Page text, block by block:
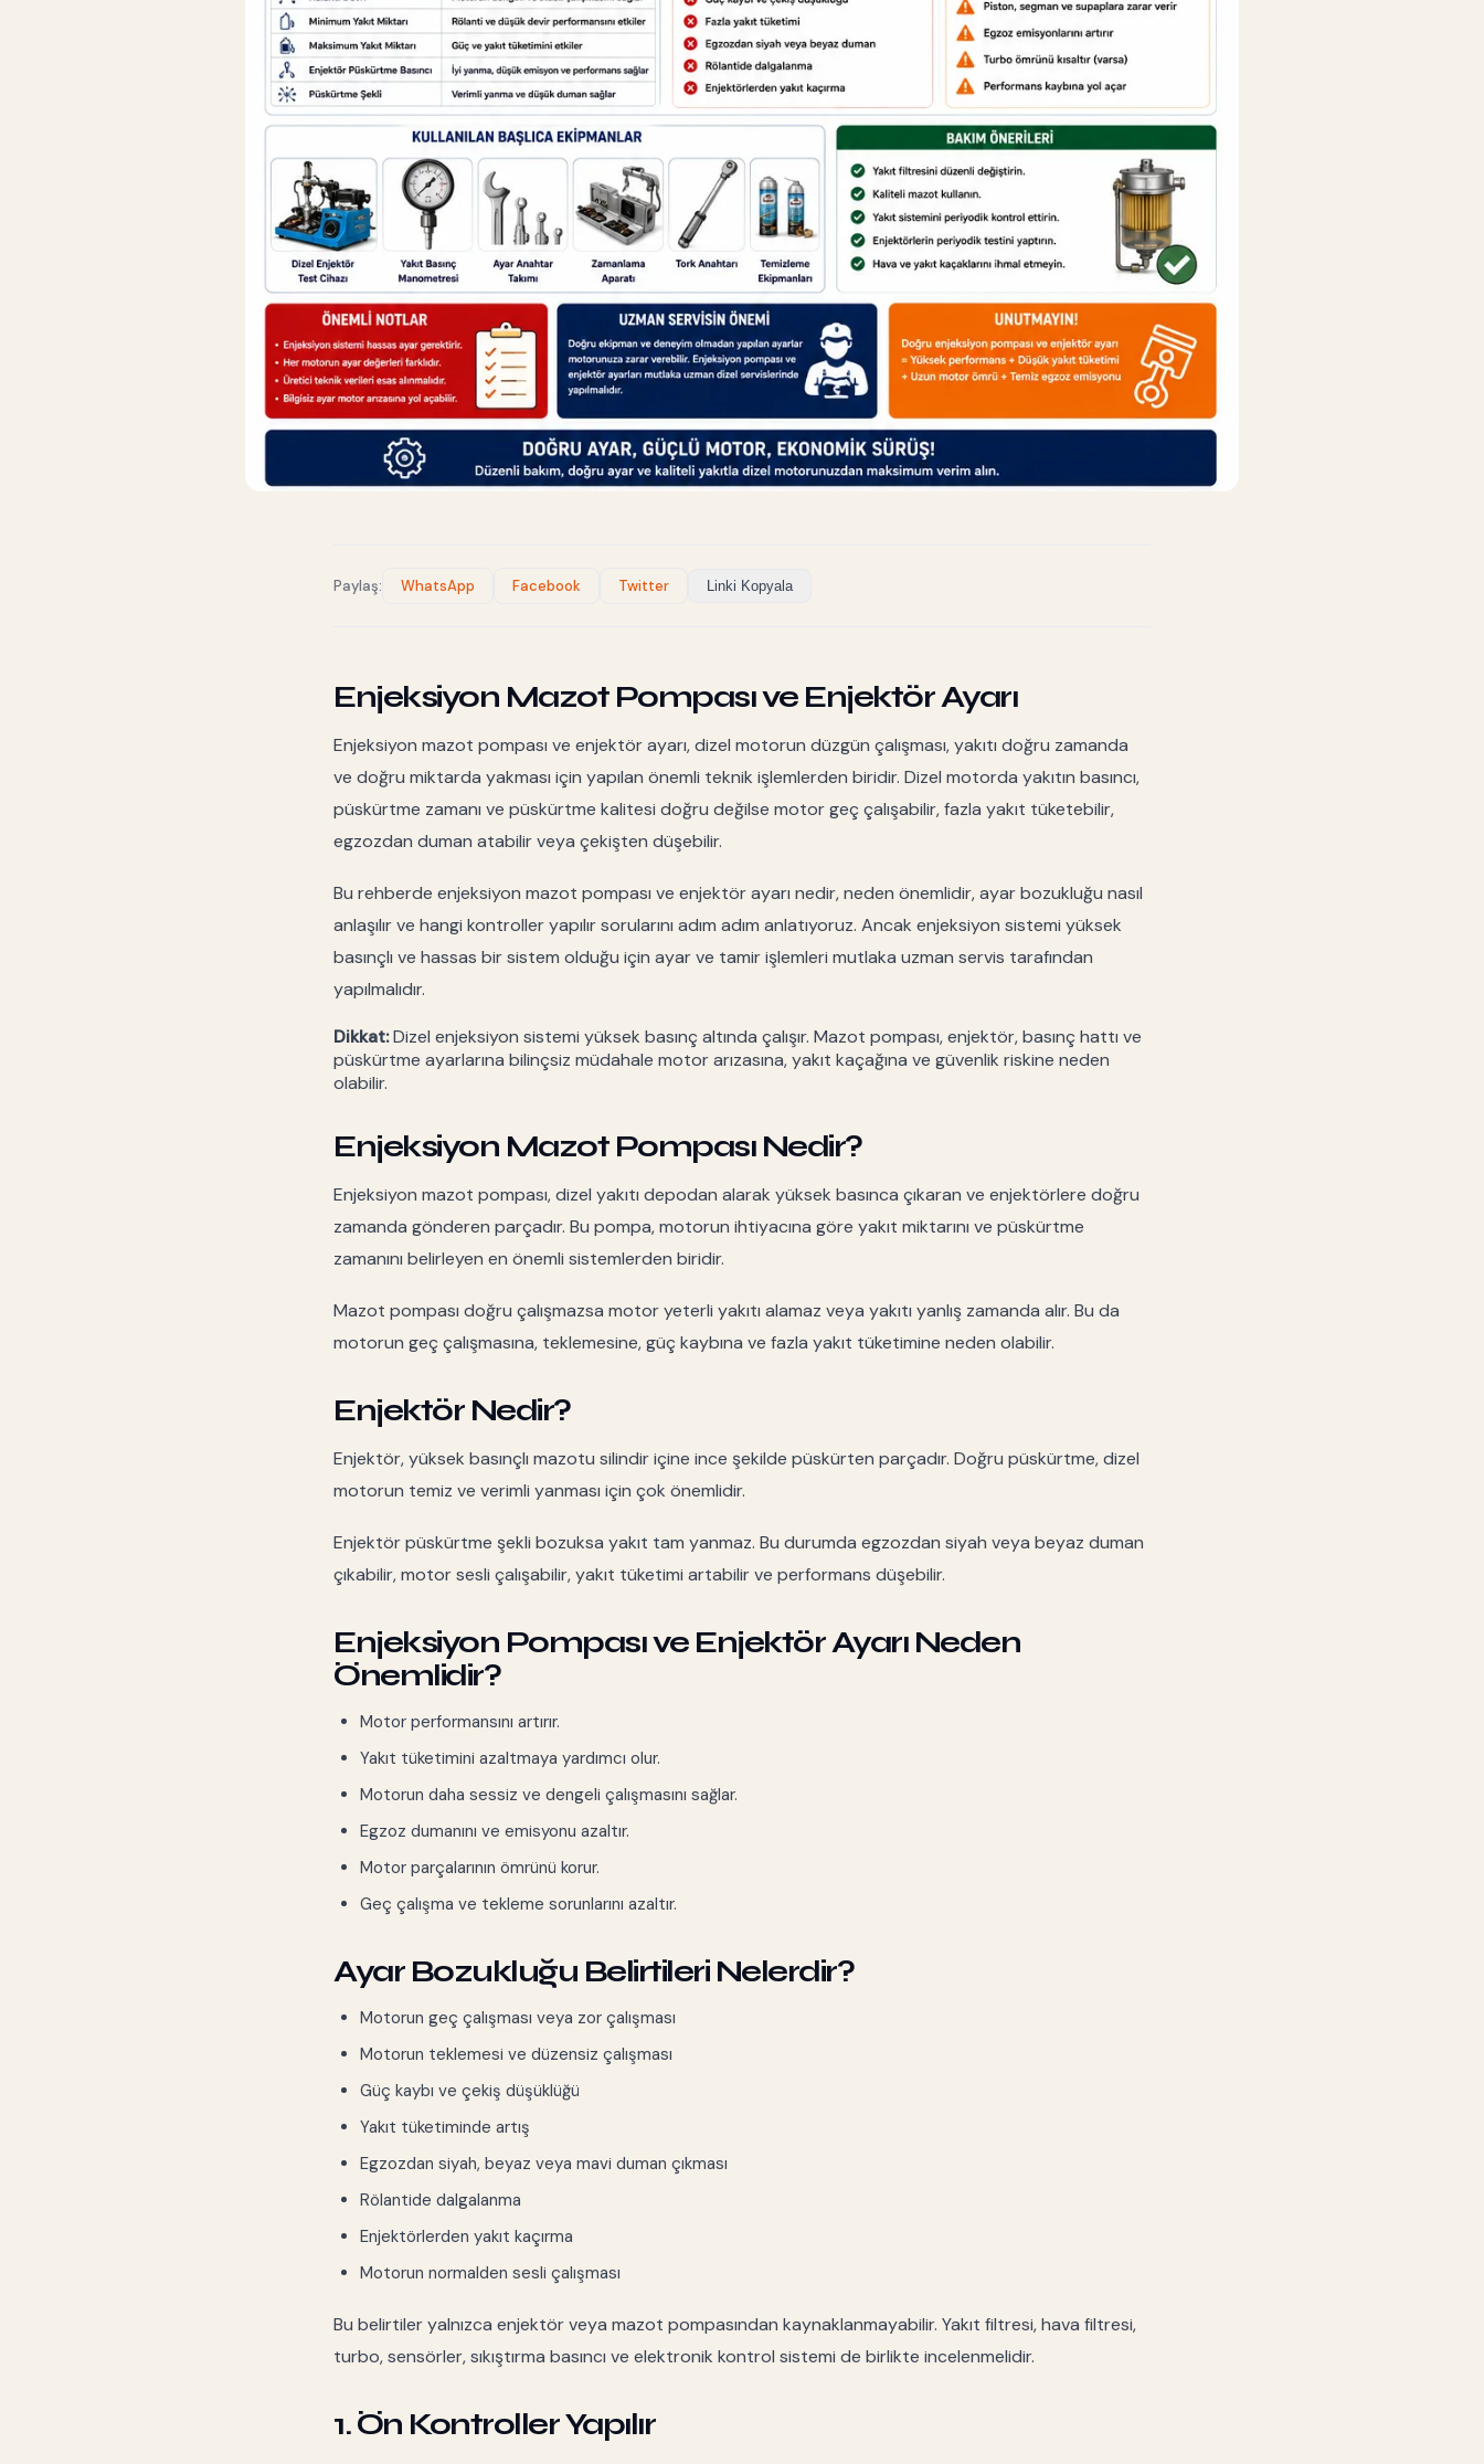
Paylaş: WhatsApp Facebook Twitter Linki Kopyala
Enjeksiyon Mazot Pompası ve Enjektör Ayarı
Enjeksiyon mazot pompası ve enjektör ayarı, dizel motorun düzgün çalışması, yakıtı doğru zamanda
ve doğru miktarda yakması için yapılan önemli teknik işlemlerden biridir. Dizel motorda yakıtın basıncı,
püskürtme zamanı ve püskürtme kalitesi doğru değilse motor geç çalışabilir, fazla yakıt tüketebilir,
egzozdan duman atabilir veya çekişten düşebilir.
Bu rehberde enjeksiyon mazot pompası ve enjektör ayarı nedir, neden önemlidir, ayar bozukluğu nasıl
anlaşılır ve hangi kontroller yapılır sorularını adım adım anlatıyoruz. Ancak enjeksiyon sistemi yüksek
basınçlı ve hassas bir sistem olduğu için ayar ve tamir işlemleri mutlaka uzman servis tarafından
yapılmalıdır.
Dikkat:Dizel enjeksiyon sistemi yüksek basınç altında çalışır. Mazot pompası, enjektör, basınç hattı ve
püskürtme ayarlarına bilinçsiz müdahale motor arızasına, yakıt kaçağına ve güvenlik riskine neden
olabilir.
Enjeksiyon Mazot Pompası Nedir?
Enjeksiyon mazot pompası, dizel yakıtı depodan alarak yüksek basınca çıkaran ve enjektörlere doğru
zamanda gönderen parçadır. Bu pompa, motorun ihtiyacına göre yakıt miktarını ve püskürtme
zamanını belirleyen en önemli sistemlerden biridir.
Mazot pompası doğru çalışmazsa motor yeterli yakıtı alamaz veya yakıtı yanlış zamanda alır. Bu da
motorun geç çalışmasına, teklemesine, güç kaybına ve fazla yakıt tüketimine neden olabilir.
Enjektör Nedir?
Enjektör, yüksek basınçlı mazotu silindir içine ince şekilde püskürten parçadır. Doğru püskürtme, dizel
motorun temiz ve verimli yanması için çok önemlidir.
Enjektör püskürtme şekli bozuksa yakıt tam yanmaz. Bu durumda egzozdan siyah veya beyaz duman
çıkabilir, motor sesli çalışabilir, yakıt tüketimi artabilir ve performans düşebilir.
Enjeksiyon Pompası ve Enjektör Ayarı Neden
Önemlidir?
Motor performansını artırır.
Yakıt tüketimini azaltmaya yardımcı olur.
Motorun daha sessiz ve dengeli çalışmasını sağlar.
Egzoz dumanını ve emisyonu azaltır.
Motor parçalarının ömrünü korur.
Geç çalışma ve tekleme sorunlarını azaltır.
Ayar Bozukluğu Belirtileri Nelerdir?
Motorun geç çalışması veya zor çalışması
Motorun teklemesi ve düzensiz çalışması
Güç kaybı ve çekiş düşüklüğü
Yakıt tüketiminde artış
Egzozdan siyah, beyaz veya mavi duman çıkması
Rölantide dalgalanma
Enjektörlerden yakıt kaçırma
Motorun normalden sesli çalışması
Bu belirtiler yalnızca enjektör veya mazot pompasından kaynaklanmayabilir. Yakıt filtresi, hava filtresi,
turbo, sensörler, sıkıştırma basıncı ve elektronik kontrol sistemi de birlikte incelenmelidir.
1. Ön Kontroller Yapılır